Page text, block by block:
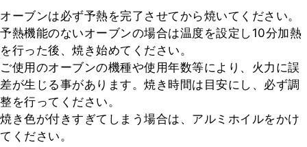
オーブンは必ず予熱を完了させてから焼いてください。
予熱機能のないオーブンの場合は温度を設定し10分加熱
を行った後、焼き始めてください。
ご使用のオーブンの機種や使用年数等により、火力に誤
差が生じる事があります。焼き時間は目安にし、必ず調
整を行ってください。
焼き色が付きすぎてしまう場合は、アルミホイルをかけ
てください。